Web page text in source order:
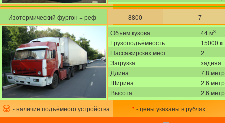
Изотермический фургон + реф 8800
7
Объём кузова
44 м3
Грузоподъёмность
15000 кг
Пассажирских мест
2
Загрузка
задняя
Длина
7.8
Ширина
2.6
Высота
2.6
- наличие подъёмного устройства
*- цены указаны в рублях